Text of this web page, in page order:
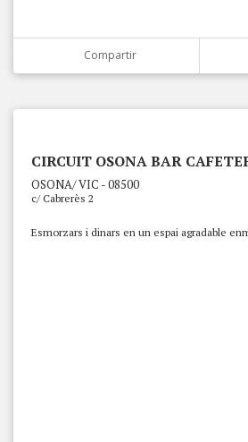
Compartir
CIRCUIT OSONA BAR
OSONA/ VIC - 08500
c/ Cabrerès 2
Esmorzars i dinars en un espai agradable